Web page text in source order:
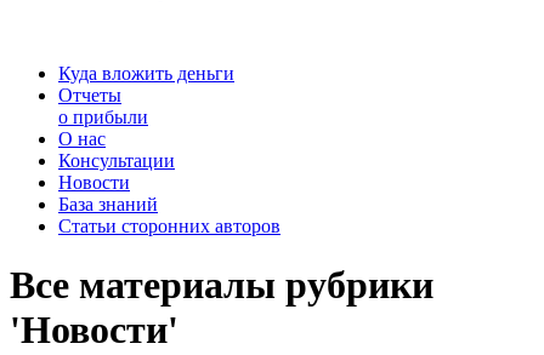
Куда вложить деньги
Отчеты
о прибыли
О нас
Консультации
Новости
База знаний
Статьи сторонних авторов
Все материалы рубрики
'Новости'